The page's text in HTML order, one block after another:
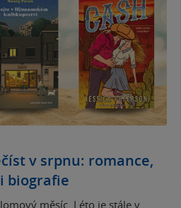
v srpnu: romance,
biografie
měsíc. Léto je stále v